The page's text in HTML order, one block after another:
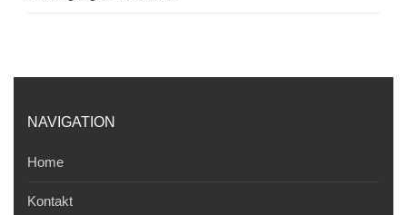
NAVIGATION
Home
Kontakt